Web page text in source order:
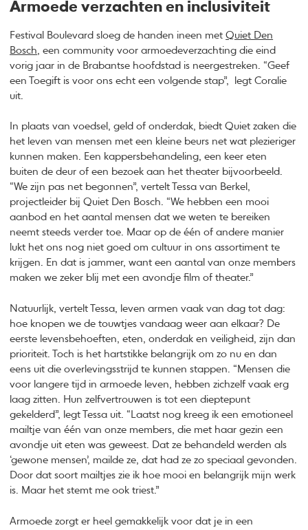
Armoede verzachten en inclusiviteit
Festival Boulevard sloeg de handen ineen metQuiet Den
Bosch , een community voor armoedeverzachting die eind
vorig jaar in de Brabantse hoofdstad is neergestreken. “Geef
een Toegift is voor ons echt een volgende stap”, legt Coralie
uit.
In plaats van voedsel, geld of onderdak, biedt Quiet zaken die
het leven van mensen met een kleine beurs net wat plezieriger
kunnen maken. Een kappersbehandeling, een keer eten
buiten de deur of een bezoek aan het theater bijvoorbeeld.
“We zijn pas net begonnen”, vertelt Tessa van Berkel,
projectleider bij Quiet Den Bosch. “We hebben een mooi
aanbod en het aantal mensen dat we weten te bereiken
neemt steeds verder toe. Maar op de één of andere manier
lukt het ons nog niet goed om cultuur in ons assortiment te
krijgen. En dat is jammer, want een aantal van onze members
maken we zeker blij met een avondje film of theater.”
Natuurlijk, vertelt Tessa, leven armen vaak van dag tot dag:
hoe knopen we de touwtjes vandaag weer aan elkaar? De
eerste levensbehoeften, eten, onderdak en veiligheid, zijn dan
prioriteit. Toch is het hartstikke belangrijk om zo nu en dan
eens uit die overlevingsstrijd te kunnen stappen. “Mensen die
voor langere tijd in armoede leven, hebben zichzelf vaak erg
laag zitten. Hun zelfvertrouwen is tot een dieptepunt
gekelderd”, legt Tessa uit. “Laatst nog kreeg ik een emotioneel
mailtje van één van onze members, die met haar gezin een
avondje uit eten was geweest. Dat ze behandeld werden als
‘gewone mensen’, mailde ze, dat had ze zo speciaal gevonden.
Door dat soort mailtjes zie ik hoe mooi en belangrijk mijn werk
is. Maar het stemt me ook triest.”
Armoede zorgt er heel gemakkelijk voor dat je in een